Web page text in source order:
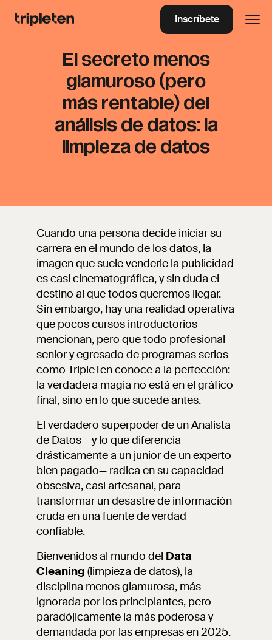
Inscríbete
El secreto menos
glamuroso (pero
más rentable) del
análisis de datos: la
limpieza de datos
Cuando una persona decide iniciar su
carrera en el mundo de los datos, la
imagen que suele venderle la publicidad
es casi cinematográfica, y sin duda el
destino al que todos queremos llegar.
Sin embargo, hay una realidad operativa
que pocos cursos introductorios
mencionan, pero que todo profesional
senior y egresado de programas serios
como TripleTen conoce a la perfección:
la verdadera magia no está en el gráfico
final, sino en lo que sucede antes.
El verdadero superpoder de un Analista
de Datos —y lo que diferencia
drásticamente a un junior de un experto
bien pagado— radica en su capacidad
obsesiva, casi artesanal, para
transformar un desastre de información
cruda en una fuente de verdad
confiable.
Bienvenidos al mundo del Data
Cleaning (limpieza de datos), la
disciplina menos glamurosa, más
ignorada por los principiantes, pero
paradójicamente la más poderosa y
demandada por las empresas en 2025.